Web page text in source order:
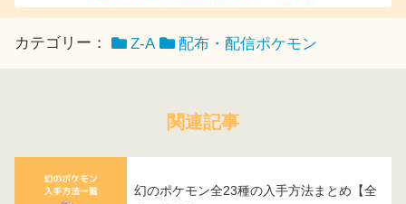
カテゴリー： Z-A 配布・配信ポケモン
関連記事
幻のポケモン全23種の入手方法まとめ【全